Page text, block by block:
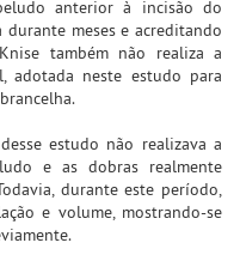
anterior à incisão do
meses e acreditando
também não realiza a
adotada neste estudo para
estudo não realizava a
e as dobras realmente
durante este período,
e volume, mostrando-se